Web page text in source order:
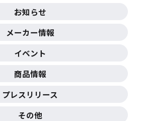
お知らせ
メーカー情報
イベント
商品情報
プレスリリース
その他